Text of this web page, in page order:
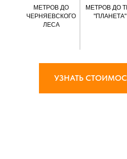
МЕТРОВ ДО
ЧЕРНЯЕВСКОГО
ЛЕСА
МЕТРОВ ДО
"ПЛАНЕТА"
УЗНАТЬ